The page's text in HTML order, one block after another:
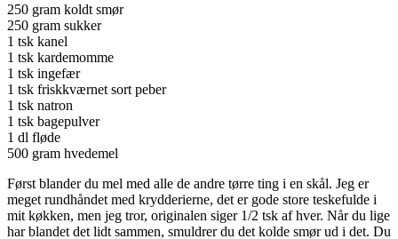
250 gram koldt smør
250 gram sukker
1 tsk kanel
1 tsk kardemomme
1 tsk ingefær
1 tsk friskkværnet sort peber
1 tsk natron
1 tsk bagepulver
1 dl fløde
500 gram hvedemel
Først blander du mel med alle de andre tørre ting i en skål. Jeg er
meget rundhåndet med krydderierne, det er gode store teskefulde i
mit køkken, men jeg tror, originalen siger 1/2 tsk af hver. Når du lige
har blandet det lidt sammen, smuldrer du det kolde smør ud i det. Du